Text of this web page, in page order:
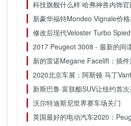
科技旗舰什么样 哈弗神兽内饰
新豪华福特Mondeo Vignale价
修改后现代Veloster Turbo Spied
2017 Peugeot 3008 - 最新的间
新的雷诺Megane Facelift：插
2020北京车展：阿斯顿·马丁
新斯巴鲁·富肢酯SUV让纽约首
沃尔特迪斯尼世界赛车场关门
英国最好的电动汽车2020：